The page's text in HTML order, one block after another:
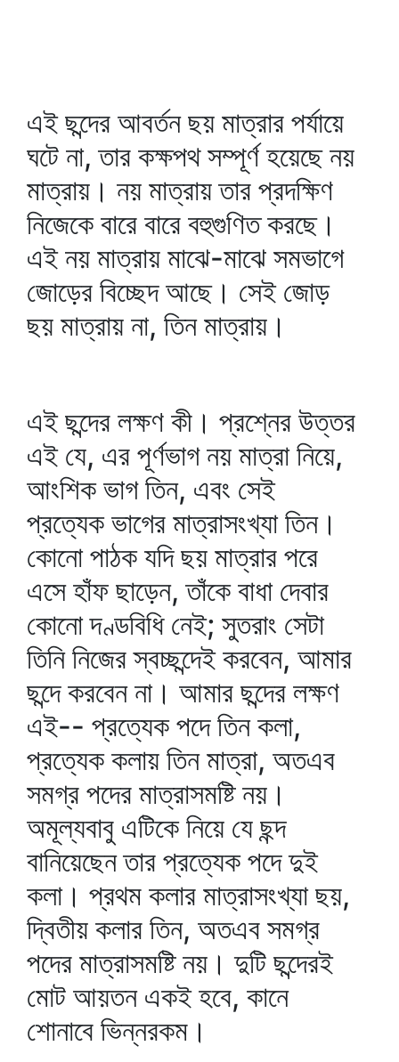
এই ছন্দের আবর্তন ছয় মাত্রার পর্যায়ে
ঘটে না, তার কক্ষপথ সম্পূর্ণ হয়েছে নয়
মাত্রায়। নয় মাত্রায় তার প্রদক্ষিণ
নিজেকে বারে বারে বহুগুণিত করছে।
এই নয় মাত্রায় মাঝে-মাঝে সমভাগে
জোড়ের বিচ্ছেদ আছে। সেই জোড়
ছয় মাত্রায় না, তিন মাত্রায়।
এই ছন্দের লক্ষণ কী। প্রশ্নের উত্তর
এই যে, এর পূর্ণভাগ নয় মাত্রা নিয়ে,
আংশিক ভাগ তিন, এবং সেই
প্রত্যেক ভাগের মাত্রাসংখ্যা তিন।
কোনো পাঠক যদি ছয় মাত্রার পরে
এসে হাঁফ ছাড়েন, তাঁকে বাধা দেবার
কোনো দণ্ডবিধি নেই; সুতরাং সেটা
তিনি নিজের স্বচ্ছন্দেই করবেন, আমার
ছন্দে করবেন না। আমার ছন্দের লক্ষণ
এই-- প্রত্যেক পদে তিন কলা,
প্রত্যেক কলায় তিন মাত্রা, অতএব
সমগ্র পদের মাত্রাসমষ্টি নয়।
অমূল্যবাবু এটিকে নিয়ে যে ছন্দ
বানিয়েছেন তার প্রত্যেক পদে দুই
কলা। প্রথম কলার মাত্রাসংখ্যা ছয়,
দ্বিতীয় কলার তিন, অতএব সমগ্র
পদের মাত্রাসমষ্টি নয়। দুটি ছন্দেরই
মোট আয়তন একই হবে, কানে
শোনাবে ভিন্নরকম।